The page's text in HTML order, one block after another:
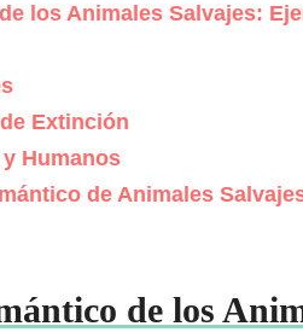
los Animales Salvajes:
Extinción
Humanos
de Animales
de los